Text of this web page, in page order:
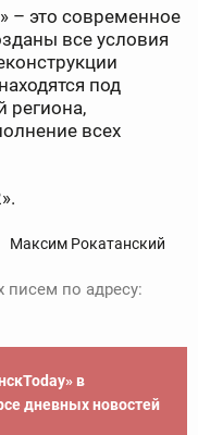
– это современное
все условия
под
региона,
всех
Максим Рокатанский
писем по адресу:
в
дневных новостей